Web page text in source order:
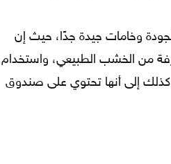
وخامات جيدة جدًا، حيث إن
من الخشب الطبيعي، واستخدام
كذلك إلى أنها تحتوي على صندوق